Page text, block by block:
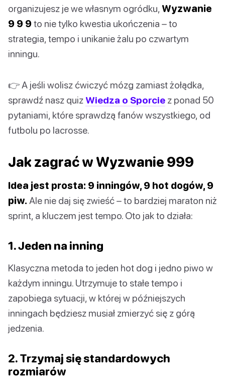
organizujesz je we własnym ogródku, Wyzwanie
9 9 9to nie tylko kwestia ukończenia – to
strategia, tempo i unikanie żalu po czwartym
inningu.
👉 A jeśli wolisz ćwiczyć mózg zamiast żołądka,
sprawdź nasz quiz Wiedza o Sporcie z ponad 50
pytaniami, które sprawdzą fanów wszystkiego, od
futbolu po lacrosse.
Jak zagrać w Wyzwanie 999
Idea jest prosta: 9 inningów, 9 hot dogów, 9
piw. Ale nie daj się zwieść – to bardziej maraton niż
sprint, a kluczem jest tempo. Oto jak to działa:
1. Jeden na inning
Klasyczna metoda to jeden hot dog i jedno piwo w
każdym inningu. Utrzymuje to stałe tempo i
zapobiega sytuacji, w której w późniejszych
inningach będziesz musiał zmierzyć się z górą
jedzenia.
2. Trzymaj się standardowych
rozmiarów